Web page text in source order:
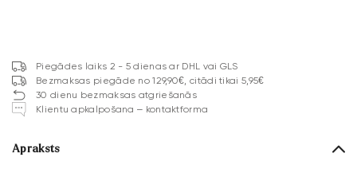
Piegādes laiks 2 - 5 dienas ar DHL vai GLS
Bezmaksas piegāde no 129,90€, citādi tikai 5,95€
30 dienu bezmaksas atgriešanās
Klientu apkalpošana – kontaktforma
Apraksts